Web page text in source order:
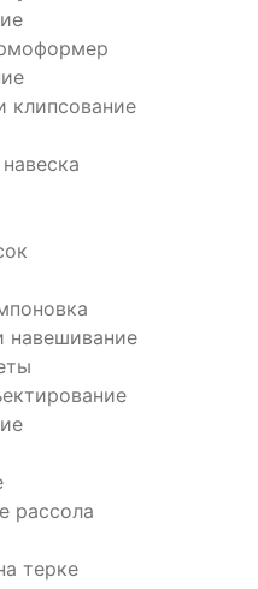
клипсование
навешивание
рассола
терке